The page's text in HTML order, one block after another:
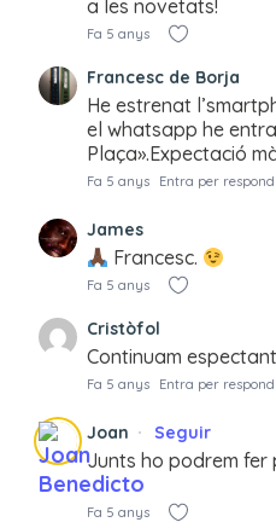
a les novetats!
Fa 5 anys
Francesc de Borja
He estrenat
el whatsapp he
Plaça».Expectació
Fa 5 anys Entra per
James
Francesc.
Fa 5 anys
Cristòfol
Continuam
Fa 5 anys Entra per
Joan Seguir
Junts ho podrem fer
Fa 5 anys